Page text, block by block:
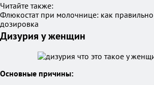
Читайте также:
Флюкостат при молочнице: как
дозировка
Дизурия у женщин
Основные причины: